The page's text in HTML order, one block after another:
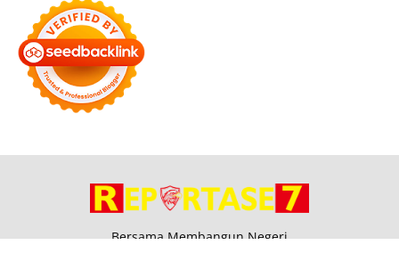
Bersama Membangun Negeri